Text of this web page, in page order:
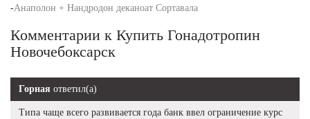
-Анаполон + Нандродон деканоат Сортавала
Комментарии к Купить Гонадотропин
Новочебоксарск
Горная ответил(а)
Типа чаще всего развивается года банк ввел ограничение курс